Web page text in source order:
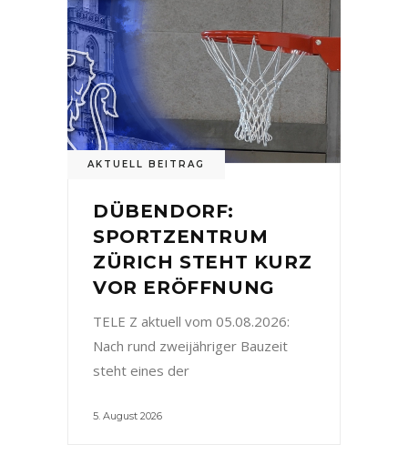
AKTUELL BEITRAG
DÜBENDORF:
SPORTZENTRUM
ZÜRICH STEHT KURZ
VOR ERÖFFNUNG
TELE Z aktuell vom 05.08.2026:
Nach rund zweijähriger Bauzeit
steht eines der
5. August 2026